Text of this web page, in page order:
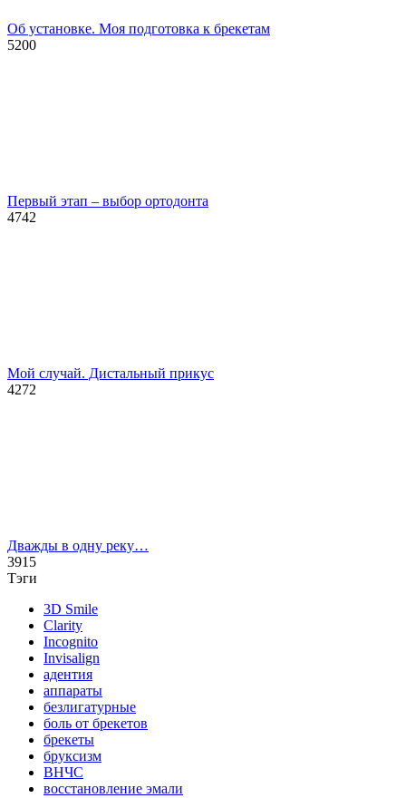
Об установке. Моя подготовка к брекетам
5200
Первый этап – выбор ортодонта
4742
Мой случай. Дистальный прикус
4272
Дважды в одну реку…
3915
Тэги
3D Smile
Clarity
Incognito
Invisalign
адентия
аппараты
безлигатурные
боль от брекетов
брекеты
бруксизм
ВНЧС
восстановление эмали